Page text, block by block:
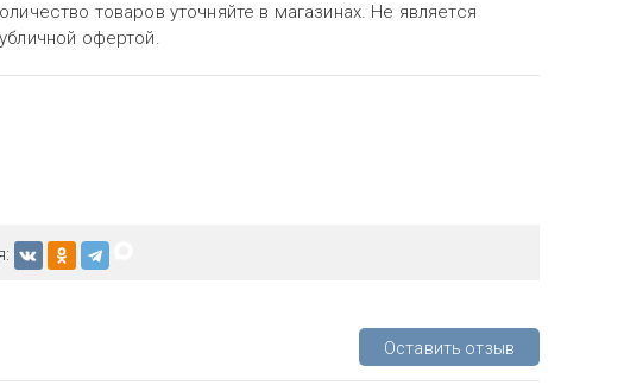
товаров уточняйте в магазинах. Не является
офертой.
Оставить отзыв